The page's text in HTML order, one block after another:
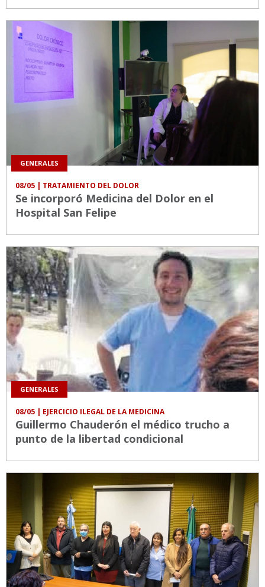
GENERALES
08/05 | TRATAMIENTO DEL DOLOR
Se incorporó Medicina del Dolor en el
Hospital San Felipe
GENERALES
08/05 | EJERCICIO ILEGAL DE LA MEDICINA
Guillermo Chauderón el médico trucho a
punto de la libertad condicional